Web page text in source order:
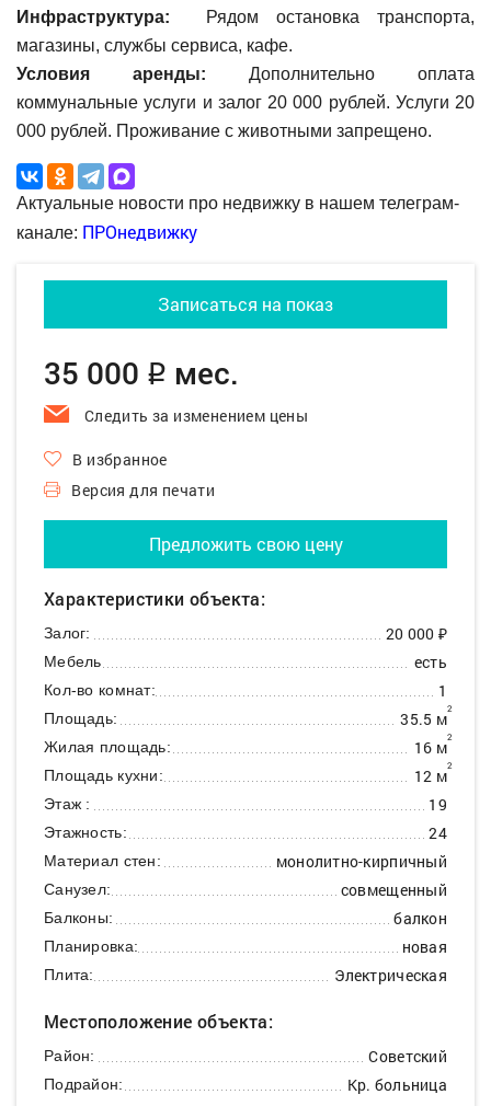
Инфраструктура: Рядом остановка транспорта,
магазины, службы сервиса, кафе.
Условия аренды: Дополнительно оплата
коммунальные услуги и залог 20 000 рублей. Услуги 20
000 рублей. Проживание с животными запрещено.
Актуальные новости про недвижку в нашем телеграм-
канале: ПРОнедвижку
Записаться на показ
35 000 q мес.
Следить за изменением цены
В избранное
Версия для печати
Предложить свою цену
Характеристики объекта:
Залог: 20 000 ₽
Мебель есть
Кол-во комнат: 1
Площадь: 35.5 м2
Жилая площадь: 16 м2
Площадь кухни: 12 м2
Этаж : 19
Этажность: 24
Материал стен: монолитно-кирпичный
Санузел: совмещенный
Балконы: балкон
Планировка: новая
Плита: Электрическая
Местоположение объекта:
Район: Советский
Подрайон: Кр. больница